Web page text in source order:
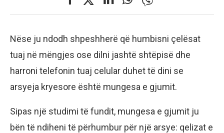
Nëse ju ndodh shpeshherë që humbisni çelësat
tuaj në mëngjes ose dilni jashtë shtëpisë dhe
harroni telefonin tuaj celular duhet të dini se
arsyeja kryesore është mungesa e gjumit.
Sipas një studimi të fundit, mungesa e gjumit ju
bën të ndiheni të përhumbur për një arsye: qelizat e